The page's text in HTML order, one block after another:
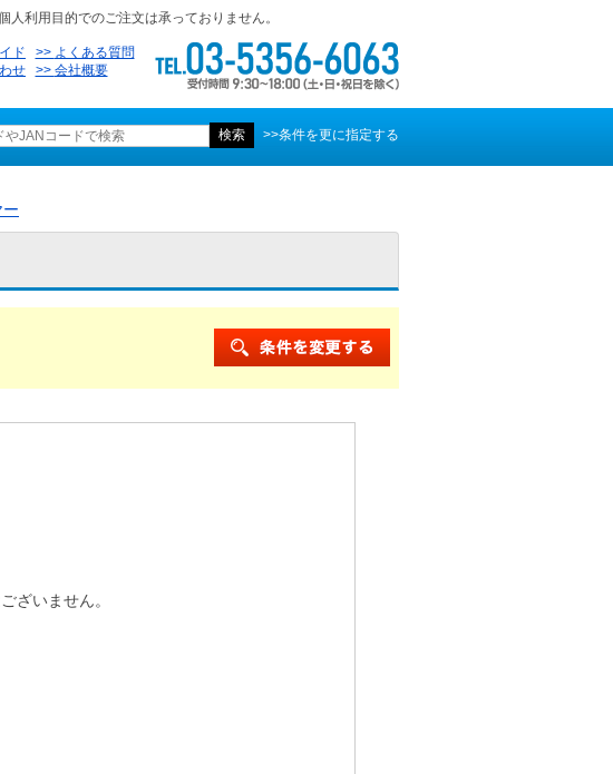
利用目的でのご注文は承っておりません。
ド
よくある質問
せ
会社概要
>>条件を更に指定する
ざいません。